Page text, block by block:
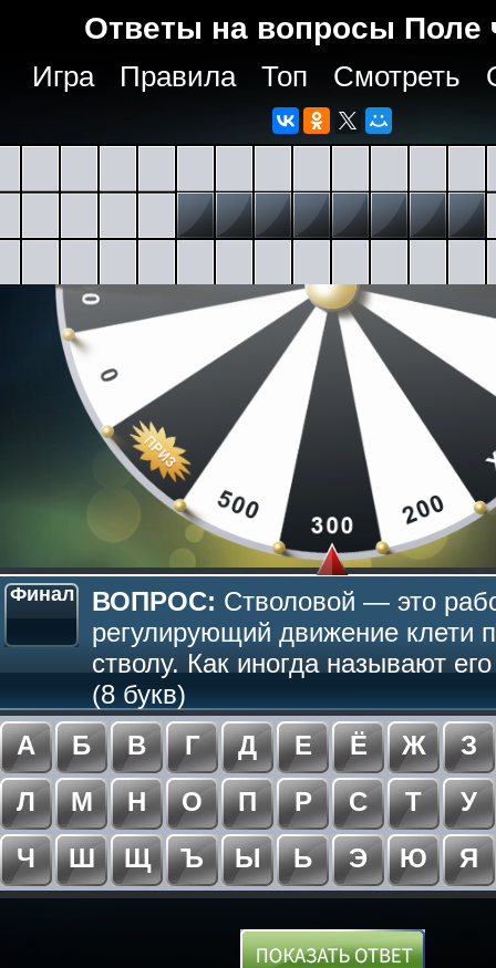
Ответы на вопросы Поле
Игра Правила Топ Смотреть
Финал ВОПРОС: Стволовой — это
регулирующий движение клети
стволу. Как иногда называют
(8 букв)
А
Б В Г Д Е Ё Ж
З
Л
М Н О П Р С Т
У
Ч
Ш Щ Ъ Ы Ь Э Ю Я